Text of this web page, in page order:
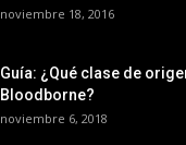
noviembre 18, 2016
Guía: ¿Qué clase de
Bloodborne?
noviembre 6, 2018